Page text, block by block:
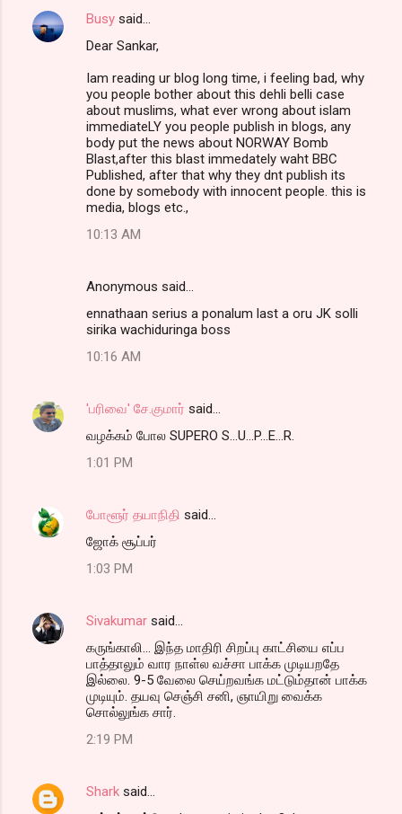
Busy said…
Dear Sankar,
Iam reading ur blog long time, i feeling bad, why
you people bother about this dehli belli case
about muslims, what ever wrong about islam
immediateLY you people publish in blogs, any
body put the news about NORWAY Bomb
Blast,after this blast immedately waht BBC
Published, after that why they dnt publish its
done by somebody with innocent people. this is
media, blogs etc.,
10:13 AM
Anonymous said…
ennathaan serius a ponalum last a oru JK solli
sirika wachiduringa boss
10:16 AM
'பரிவை' சே.குமார் said…
வழக்கம் போல SUPERO S...U...P...E...R.
1:01 PM
போளூர் தயாநிதி said…
ஜோக் சூப்பர்
1:03 PM
Sivakumar said…
கருங்காலி... இந்த மாதிரி சிறப்பு காட்சியை எப்ப
பாத்தாலும் வார நாள்ல வச்சா பாக்க முடியறதே
இல்லை. 9-5 வேலை செய்றவங்க மட்டும்தான் பாக்க
முடியும். தயவு செஞ்சி சனி, ஞாயிறு வைக்க
சொல்லுங்க சார்.
2:19 PM
Shark said…